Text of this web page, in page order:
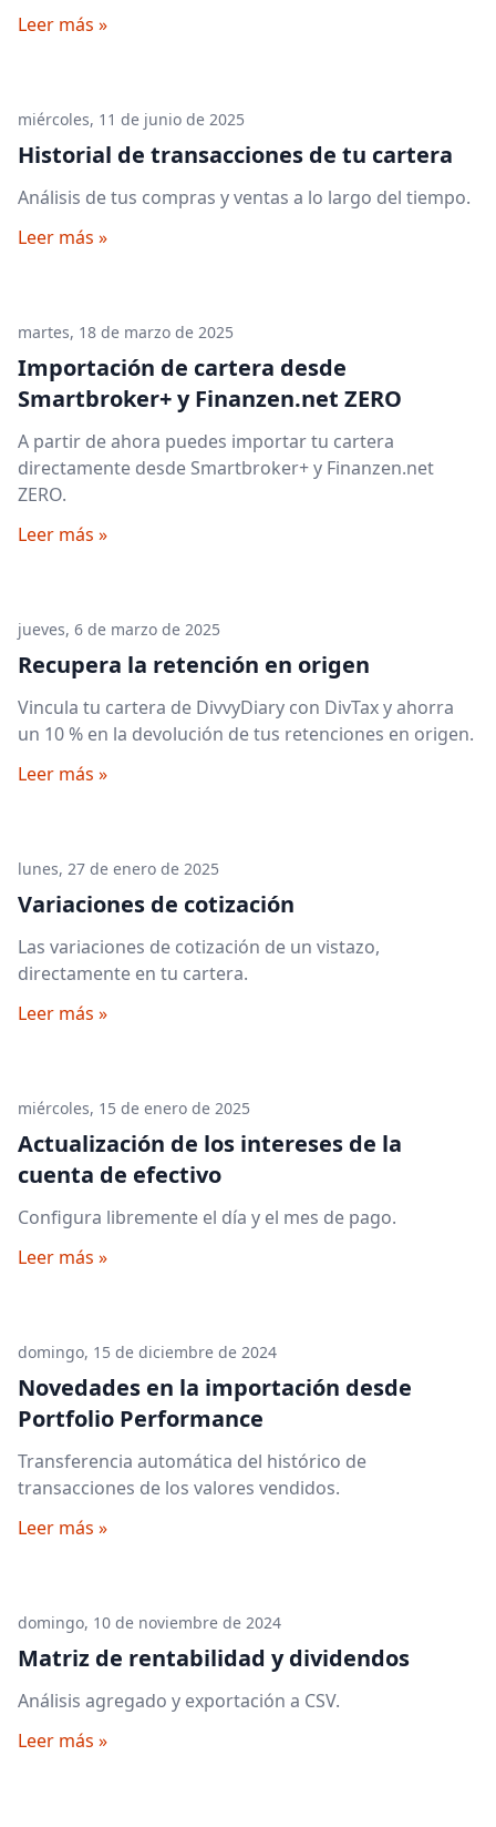
Leer más »
miércoles, 11 de junio de 2025
Historial de transacciones de tu cartera
Análisis de tus compras y ventas a lo largo del tiempo.
Leer más »
martes, 18 de marzo de 2025
Importación de cartera desde
Smartbroker+ y Finanzen.net ZERO
A partir de ahora puedes importar tu cartera
directamente desde Smartbroker+ y Finanzen.net
ZERO.
Leer más »
jueves, 6 de marzo de 2025
Recupera la retención en origen
Vincula tu cartera de DivvyDiary con DivTax y ahorra
un 10 % en la devolución de tus retenciones en origen.
Leer más »
lunes, 27 de enero de 2025
Variaciones de cotización
Las variaciones de cotización de un vistazo,
directamente en tu cartera.
Leer más »
miércoles, 15 de enero de 2025
Actualización de los intereses de la
cuenta de efectivo
Configura libremente el día y el mes de pago.
Leer más »
domingo, 15 de diciembre de 2024
Novedades en la importación desde
Portfolio Performance
Transferencia automática del histórico de
transacciones de los valores vendidos.
Leer más »
domingo, 10 de noviembre de 2024
Matriz de rentabilidad y dividendos
Análisis agregado y exportación a CSV.
Leer más »